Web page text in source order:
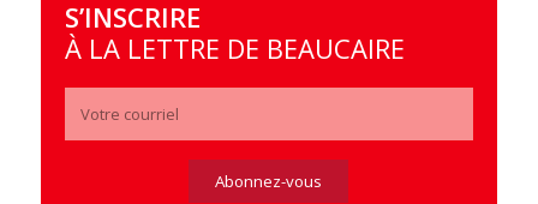
S’INSCRIRE
À LA LETTRE DE BEAUCAIRE